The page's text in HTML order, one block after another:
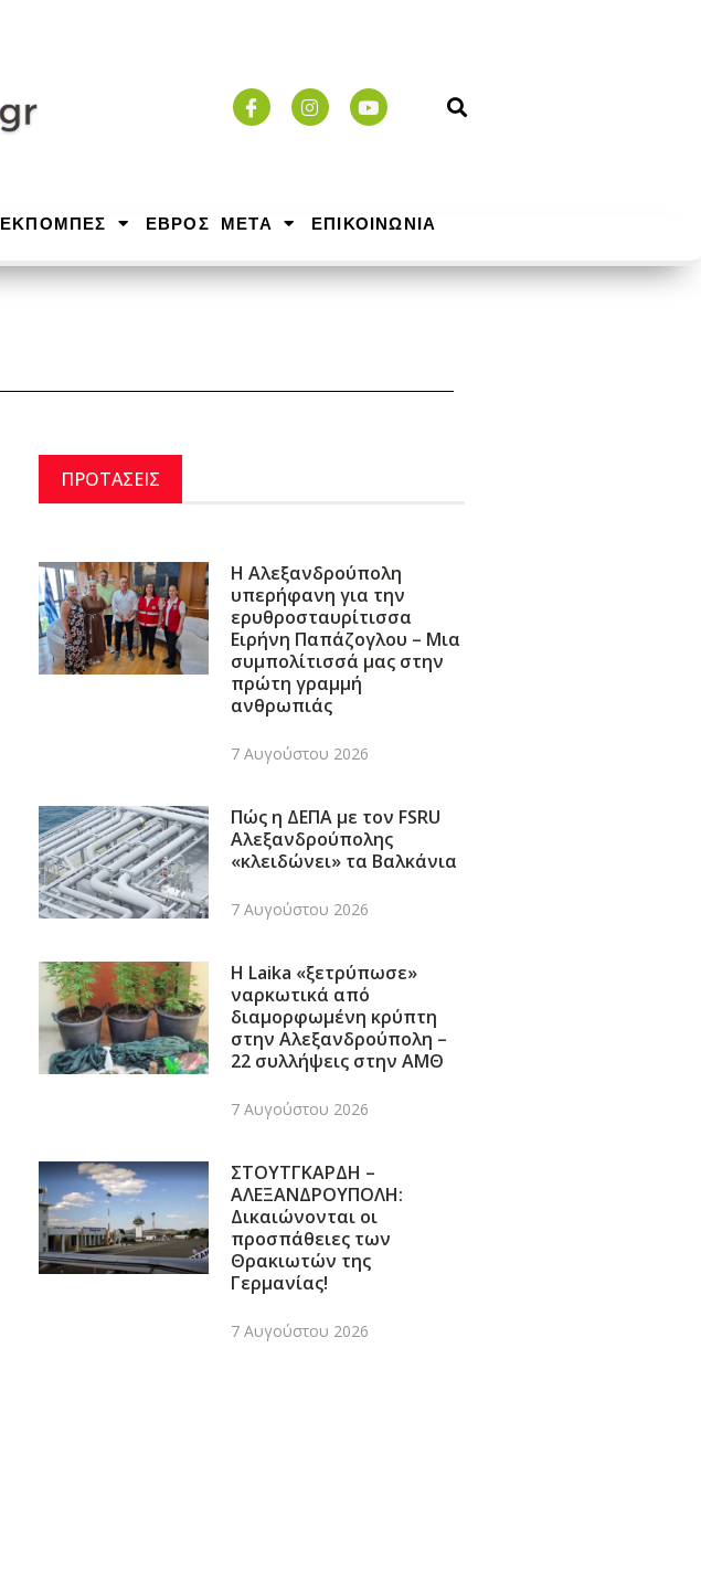
ΕΚΠΟΜΠΕΣ ΕΒΡΟΣ ΜΕΤΑ ΕΠΙΚΟΙΝΩΝΙΑ
ΠΡΟΤΑΣΕΙΣ
Η Αλεξανδρούπολη
υπερήφανη για την
ερυθροσταυρίτισσα
Ειρήνη Παπάζογλου – Μια
συμπολίτισσά μας στην
πρώτη γραμμή
ανθρωπιάς
7 Αυγούστου 2026
Πώς η ΔΕΠΑ με τον FSRU
Αλεξανδρούπολης
«κλειδώνει» τα Βαλκάνια
7 Αυγούστου 2026
Η Laika «ξετρύπωσε»
ναρκωτικά από
διαμορφωμένη κρύπτη
στην Αλεξανδρούπολη –
22 συλλήψεις στην ΑΜΘ
7 Αυγούστου 2026
ΣΤΟΥΤΓΚΑΡΔΗ –
ΑΛΕΞΑΝΔΡΟΥΠΟΛΗ:
Δικαιώνονται οι
προσπάθειες των
Θρακιωτών της
Γερμανίας!
7 Αυγούστου 2026